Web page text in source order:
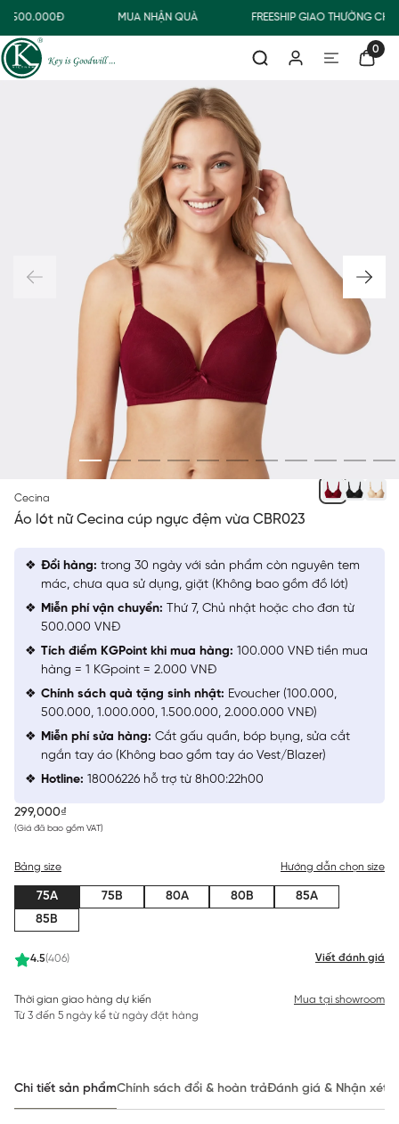
500.000Đ MUA NHẬN QUÀ FREESHIP GIAO THƯỜNG
0
Cecina
Áo lót nữ Cecina cúp ngực đệm vừa CBR023
299,000₫
(Giá đã bao gồm VAT)
4.5(406) Viết đánh giá
Bảng size Hướng dẫn chọn size
75A 75B 80A 80B
85A
85B
Thời gian giao hàng dự kiến
Từ 3 đến 5 ngày kể từ ngày đặt hàng
Mua tại showroom
Đổi hàng: trong 30 ngày với sản phẩm còn nguyên tem
mác, chưa qua sử dụng, giặt (Không bao gồm đồ lót)
Miễn phí vận chuyển: Thứ 7, Chủ nhật hoặc cho đơn từ
500.000 VNĐ
Tích điểm KGPoint khi mua hàng: 100.000 VNĐ tiền mua
hàng = 1 KGpoint = 2.000 VNĐ
Chính sách quà tặng sinh nhật: Evoucher (100.000,
500.000, 1.000.000, 1.500.000, 2.000.000 VNĐ)
Miễn phí sửa hàng: Cắt gấu quần, bóp bụng, sửa cắt
ngắn tay áo (Không bao gồm tay áo Vest/Blazer)
Hotline: 18006226 hỗ trợ từ 8h00:22h00
Chi tiết sản phẩmChính sách đổi & hoàn trảĐánh giá & Nhận xét